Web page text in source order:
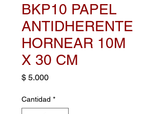
BKP10 PAPEL
ANTIDHERENTE
HORNEAR 10M
X 30 CM
$ 5.000Precio
Cantidad *